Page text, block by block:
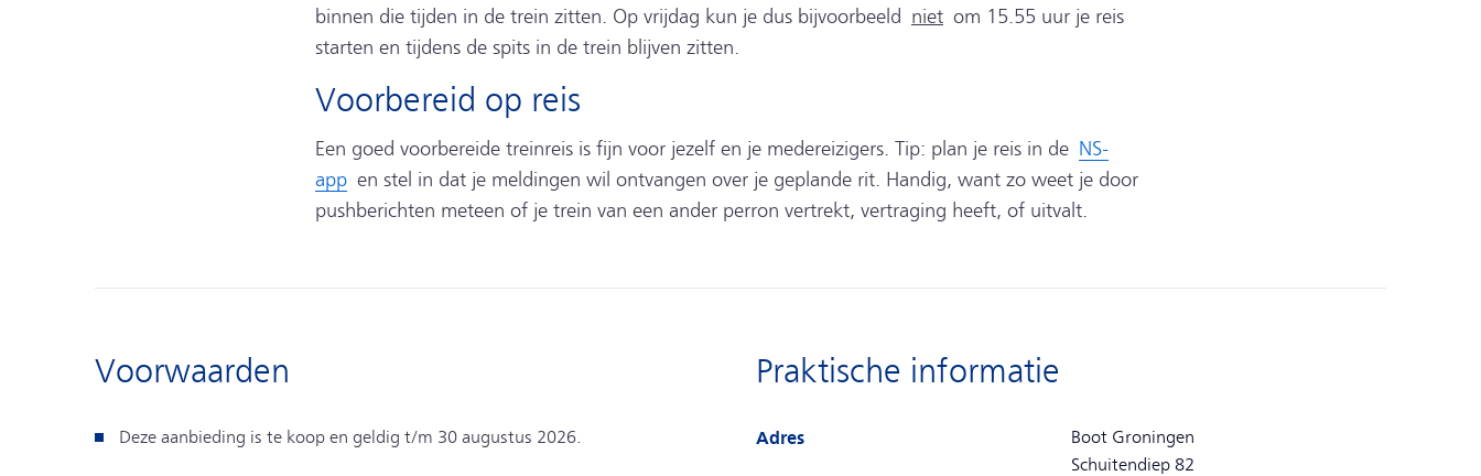
binnen die tijden in de trein zitten. Op vrijdag kun je dus bijvoorbeeld niet om 15.55 uur je reis
starten en tijdens de spits in de trein blijven zitten.
Voorbereid op reis
Een goed voorbereide treinreis is fijn voor jezelf en je medereizigers. Tip: plan je reis in de NS-
app en stel in dat je meldingen wil ontvangen over je geplande rit. Handig, want zo weet je door
pushberichten meteen of je trein van een ander perron vertrekt, vertraging heeft, of uitvalt.
Voorwaarden
Deze aanbieding is te koop en geldig t/m 30 augustus 2026.
Praktische informatie
Adres
Boot Groningen
Schuitendiep 82